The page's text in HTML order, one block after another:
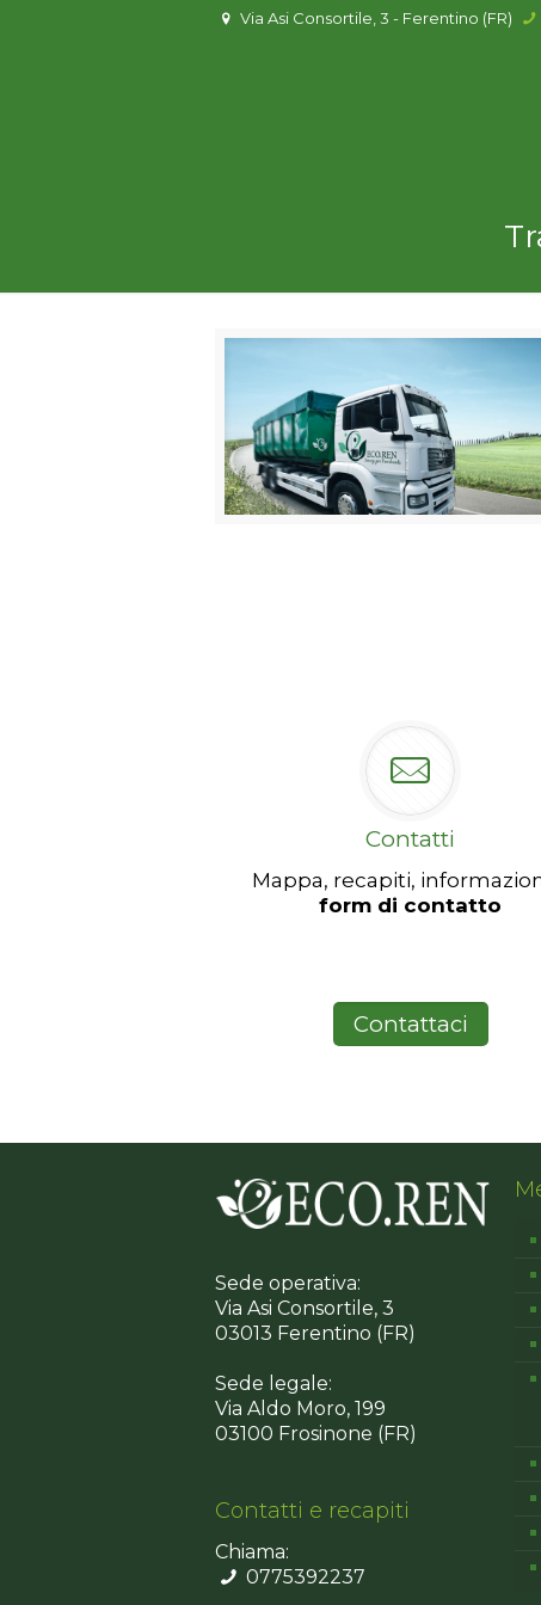
Via Asi Consortile, 3 - Ferentino (FR)
Contatti
Mappa, recapiti,
form di contatto
Contattaci
Sede operativa:
Via Asi Consortile, 3
03013 Ferentino (FR)
Sede legale:
Via Aldo Moro, 199
03100 Frosinone (FR)
Contatti e recapiti
Chiama:
0775392237